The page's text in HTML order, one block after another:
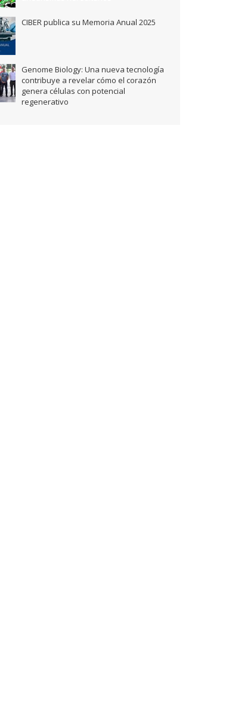
CIBER publica su Memoria Anual 2025
Genome Biology: Una nueva tecnología
contribuye a revelar cómo el corazón
genera células con potencial
regenerativo